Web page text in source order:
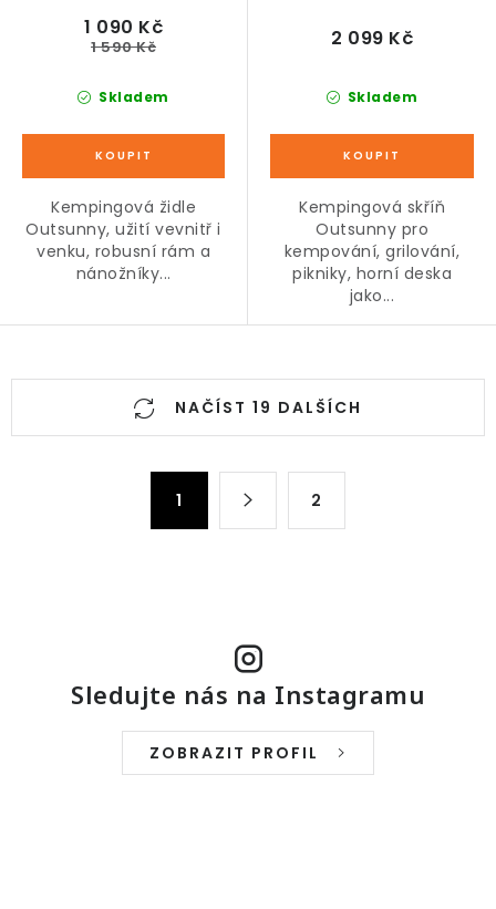
Skladem
1 090 Kč
1 590 Kč
Kempingová židle
Outsunny, užití vevnitř i
venku, robusní rám a
nánožníky...
Skladem
2 099 Kč
Kempingová skříň
Outsunny pro
kempování, grilování,
pikniky, horní deska
jako...
O
v
l
NAČÍST 19 DALŠÍCH
1 2
Sledujte nás na Instagramu
ZOBRAZIT PROFIL